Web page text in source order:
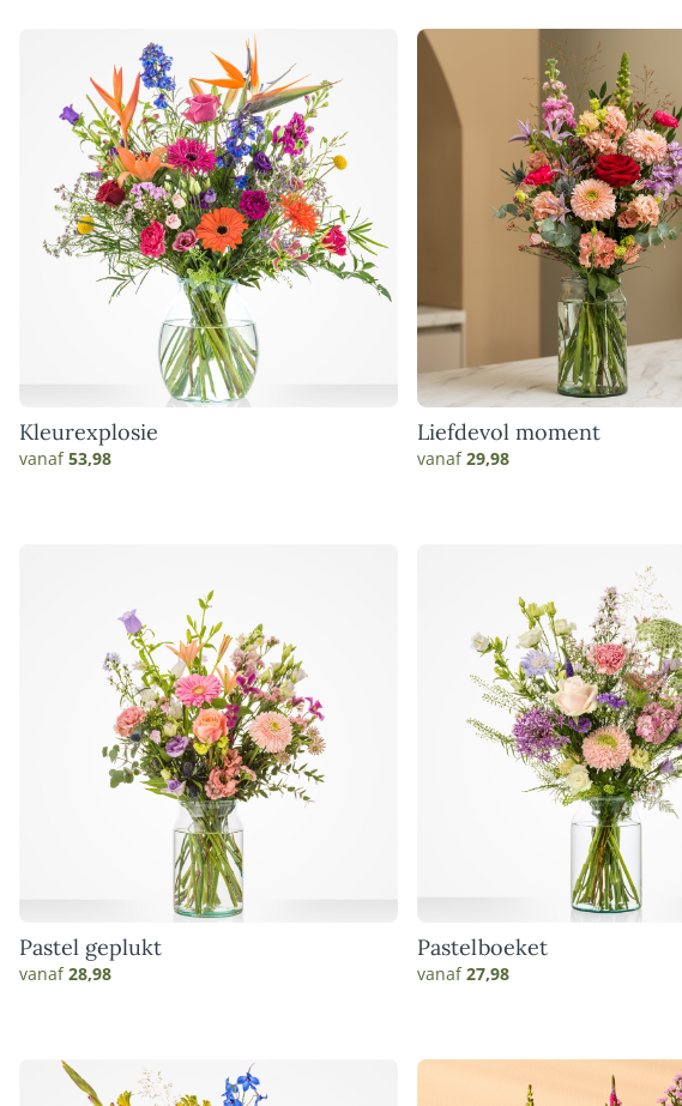
Kleurexplosie
vanaf53,98
Liefdevol moment
vanaf29,98
Pastel geplukt
vanaf28,98
Pastelboeket
vanaf27,98